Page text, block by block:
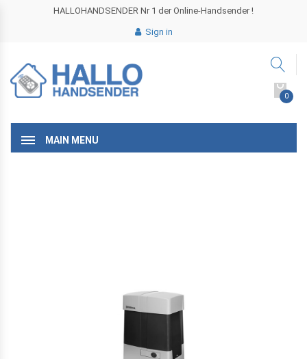
HALLOHANDSENDER Nr 1 der Online-Handsender !
Sign in
0
MAIN MENU